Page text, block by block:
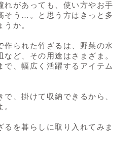
れがあっても、使い方やお手
そう…。と思う方はきっと多
か。
作られた竹ざるは、野菜の水
ど、その用途はさまざま。
で、幅広く活躍するアイテム
で、掛けて収納できるから、
るを暮らしに取り入れてみま